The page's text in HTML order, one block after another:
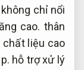
chỉ nổi
cao. thân
chất liệu cao
hỗ trợ xử lý